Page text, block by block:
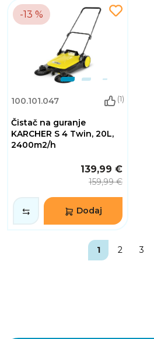
-13 %
100.101.047 (1)
Čistač na guranje
KARCHER S 4 Twin, 20L,
2400m2/h
139,99 €
159,99 €
Dodaj
1 2 3